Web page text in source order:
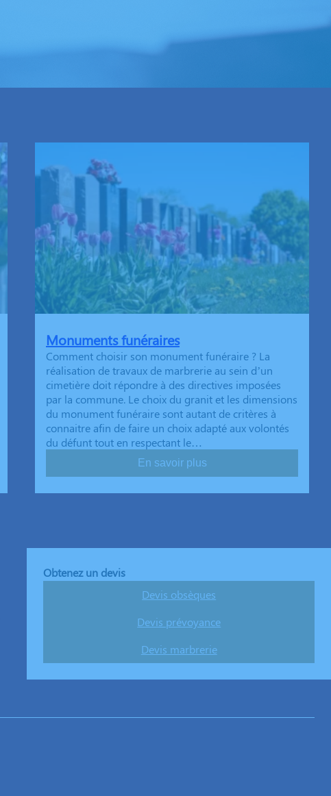
Monuments funéraires
Comment choisir son monument funéraire ? La
réalisation de travaux de marbrerie au sein d’un
cimetière doit répondre à des directives imposées
par la commune. Le choix du granit et les dimensions
du monument funéraire sont autant de critères à
connaitre afin de faire un choix adapté aux volontés
du défunt tout en respectant le…
En savoir plus
Obtenez un devis
Devis obsèques
Devis prévoyance
Devis marbrerie